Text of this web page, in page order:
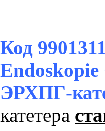
Код
ЭРХПГ-
катетера